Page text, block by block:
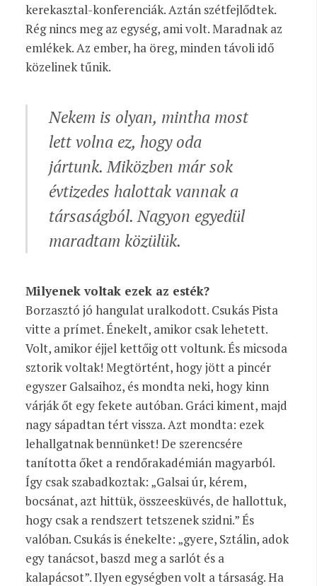
kerekasztal-konferenciák. Aztán szétfejlődtek.
Rég nincs meg az egység, ami volt. Maradnak az
emlékek. Az ember, ha öreg, minden távoli idő
közelinek tűnik.
Nekem is olyan, mintha most
lett volna ez, hogy oda
jártunk. Miközben már sok
évtizedes halottak vannak a
társaságból. Nagyon egyedül
maradtam közülük.
Milyenek voltak ezek az esték?
Borzasztó jó hangulat uralkodott. Csukás Pista
vitte a prímet. Énekelt, amikor csak lehetett.
Volt, amikor éjjel kettőig ott voltunk. És micsoda
sztorik voltak! Megtörtént, hogy jött a pincér
egyszer Galsaihoz, és mondta neki, hogy kinn
várják őt egy fekete autóban. Gráci kiment, majd
nagy sápadtan tért vissza. Azt mondta: ezek
lehallgatnak bennünket! De szerencsére
tanította őket a rendőrakadémián magyarból.
Így csak szabadkoztak: „Galsai úr, kérem,
bocsánat, azt hittük, összeesküvés, de hallottuk,
hogy csak a rendszert tetszenek szidni.” És
valóban. Csukás is énekelte: „gyere, Sztálin, adok
egy tanácsot, baszd meg a sarlót és a
kalapácsot”. Ilyen egységben volt a társaság. Ha